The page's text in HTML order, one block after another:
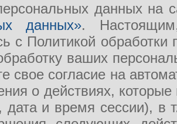
данных на
данных».
с Политикой
ваших
свое согласие на
о действиях,
дата и время сессии), в